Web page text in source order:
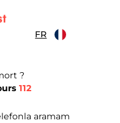
FR
?
112
aramam